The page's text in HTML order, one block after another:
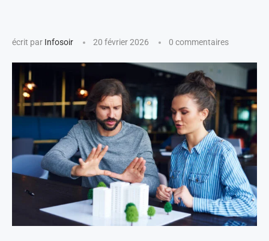
écrit par Infosoir 20 février 2026 0 commentaires